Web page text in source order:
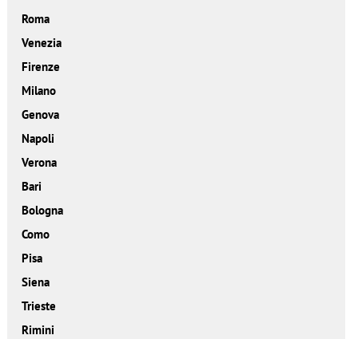
Roma
Venezia
Firenze
Milano
Genova
Napoli
Verona
Bari
Bologna
Como
Pisa
Siena
Trieste
Rimini